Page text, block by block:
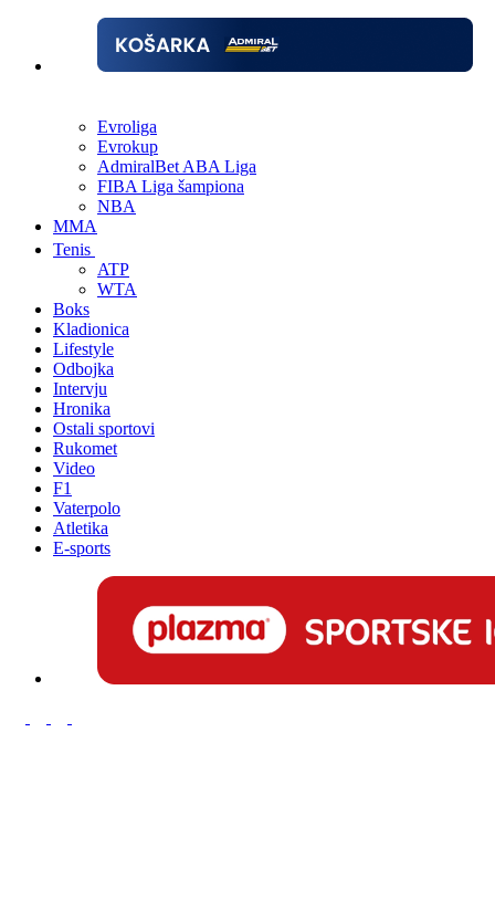
Evroliga
Evrokup
AdmiralBet ABA Liga
FIBA Liga šampiona
NBA
MMA
Tenis
ATP
WTA
Boks
Kladionica
Lifestyle
Odbojka
Intervju
Hronika
Ostali sportovi
Rukomet
Video
F1
Vaterpolo
Atletika
E-sports